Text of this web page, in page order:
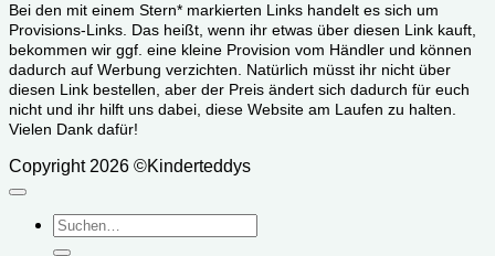
Bei den mit einem Stern* markierten Links handelt es sich um
Provisions-Links. Das heißt, wenn ihr etwas über diesen Link kauft,
bekommen wir ggf. eine kleine Provision vom Händler und können
dadurch auf Werbung verzichten. Natürlich müsst ihr nicht über
diesen Link bestellen, aber der Preis ändert sich dadurch für euch
nicht und ihr hilft uns dabei, diese Website am Laufen zu halten.
Vielen Dank dafür!
Copyright 2026 ©Kinderteddys
Suchen
nach: